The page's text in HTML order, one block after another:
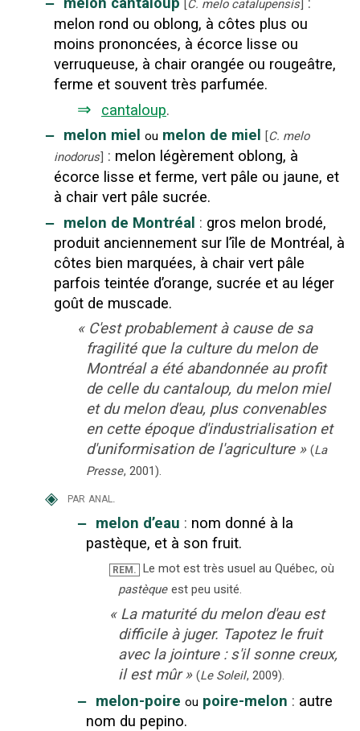
[C. melo catalupensis]
melon rond ou oblong, à côtes plus ou
moins prononcées, à écorce lisse ou
verruqueuse, à chair orangée ou rougeâtre,
ferme et souvent très parfumée.
⇒ cantaloup.
‒ melon miel ou melon de miel [C. melo
inodorus
: melon légèrement oblong, à
écorce lisse et ferme, vert pâle ou jaune, et
à chair vert pâle sucrée.
‒ melon de Montréal : gros melon brodé,
produit anciennement sur l’île de Montréal, à
côtes bien marquées, à chair vert pâle
parfois teintée d’orange, sucrée et au léger
goût de muscade.
« C'est probablement à cause de sa
fragilité que la culture du melon de
Montréal a été abandonnée au profit
de celle du cantaloup, du melon miel
et du melon d'eau, plus convenables
en cette époque d'industrialisation et
d'uniformisation de l'agriculture » (La
Presse, 2001).
◈ par anal.
‒ melon d’eau : nom donné à la
pastèque, et à son fruit.
REM.
Le mot est très usuel au Québec, où
pastèque est peu usité.
« La maturité du melon d'eau est
difficile à juger. Tapotez le fruit
avec la jointure : s'il sonne creux,
il est mûr » (Le Soleil, 2009).
‒ melon-poire ou poire-melon : autre
nom du pepino.